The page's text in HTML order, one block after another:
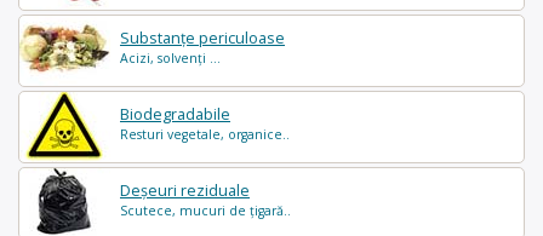
Substanțe periculoase
Acizi, solvenți ...
Biodegradabile
Resturi vegetale, organice..
Deșeuri reziduale
Scutece, mucuri de țigară..